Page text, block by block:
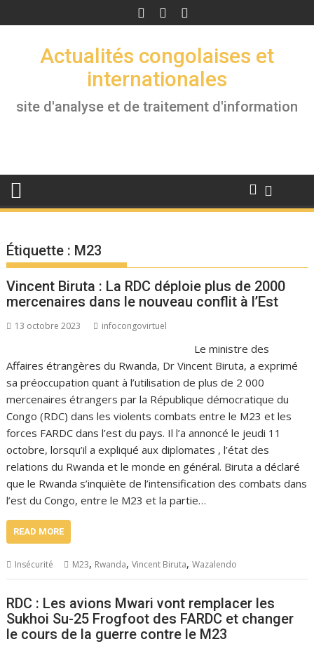
to
Actualités congolaises et
internationales
site d'analyse et de traitement d'information
Étiquette : M23
Vincent Biruta : La RDC déploie plus de 2000
mercenaires dans le nouveau conflit à l’Est
13 octobre 2023 infocongovirtuel
Le ministre des
Affaires étrangères du Rwanda, Dr Vincent Biruta, a exprimé
sa préoccupation quant à l’utilisation de plus de 2 000
mercenaires étrangers par la République démocratique du
Congo (RDC) dans les violents combats entre le M23 et les
forces FARDC dans l’est du pays. Il l’a annoncé le jeudi 11
octobre, lorsqu’il a expliqué aux diplomates , l’état des
relations du Rwanda et le monde en général. Biruta a déclaré
que le Rwanda s’inquiète de l’intensification des combats dans
l’est du Congo, entre le M23 et la partie…
READ MORE
Insécurité M23, Rwanda,Vincent Biruta,Wazalendo
RDC : Les avions Mwari vont remplacer les
Sukhoi Su-25 Frogfoot des FARDC et changer
le cours de la guerre contre le M23